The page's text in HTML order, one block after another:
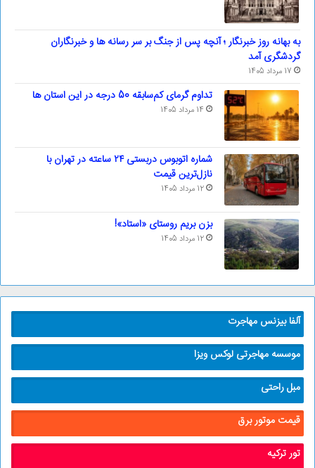
به بهانه روز خبرنگار ؛ آنچه پس از جنگ بر سر رسانه ها و خبرنگاران
گردشگری آمد
17 مرداد 1405
تداوم گرمای کم‌سابقه 50 درجه در این استان ها
14 مرداد 1405
شماره اتوبوس دربستی ۲۴ ساعته در تهران با
نازل‌ترین قیمت
12 مرداد 1405
بزن بریم روستای «استاد»!
12 مرداد 1405
آلفا بیزنس مهاجرت
موسسه مهاجرتی لوکس ویزا
مبل راحتی
قیمت موتور برق
تور ترکیه